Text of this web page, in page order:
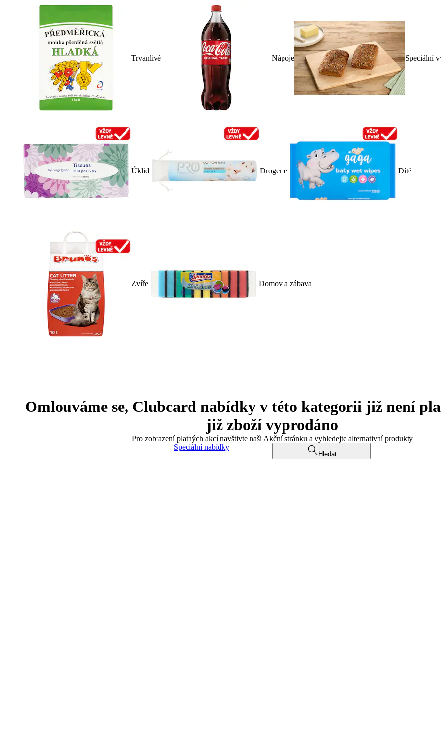
Trvanlivé Nápoje Speciální
Úklid Drogerie Dítě
Zvíře Domov a zábava
Omlouváme se, Clubcard nabídky v této kategorii již není
již zboží vyprodáno
Pro zobrazení platných akcí navštivte naši Akční stránku a vyhledejte alternativní produkty
Speciální nabídky
Hledat